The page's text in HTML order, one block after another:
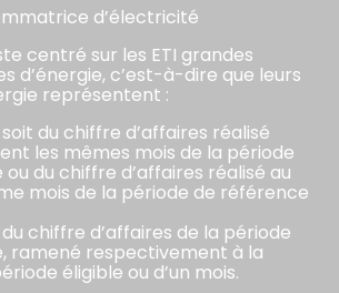
d’électricité
centré sur les ETI grandes
d’énergie, c’est-à-dire que leurs
représentent :
soit du chiffre d’affaires réalisé
les mêmes mois de la période
du chiffre d’affaires réalisé au
mois de la période de référence
du chiffre d’affaires de la période
ramené respectivement à la
éligible ou d’un mois.